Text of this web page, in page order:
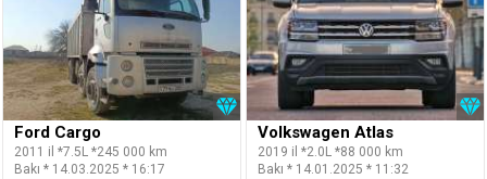
Ford Cargo
2011 il *7.5L *245 000 km
Bakı * 14.03.2025 * 16:17
Volkswagen Atlas
2019 il *2.0L *88 000 km
Bakı * 14.01.2025 * 11:32